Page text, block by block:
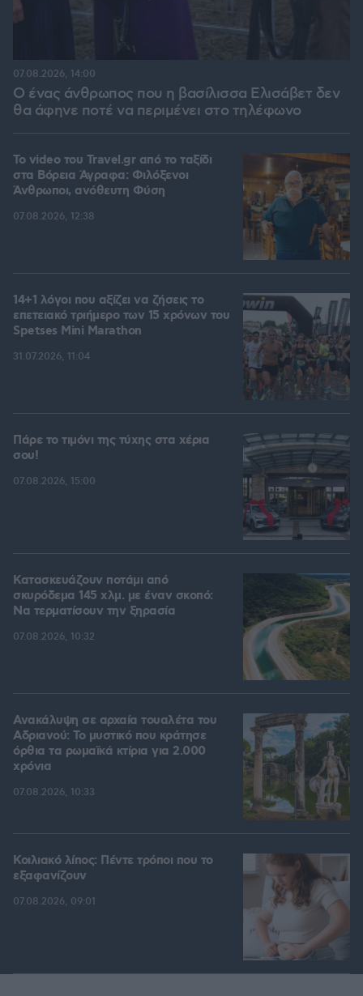
Ο ένας άνθρωπος που η βασίλισσα Ελισάβετ δεν
θα άφηνε ποτέ να περιμένει στο τηλέφωνο
07.08.2026, 14:00
To video του Travel.gr από το ταξίδι
στα Βόρεια Άγραφα: Φιλόξενοι
Άνθρωποι, ανόθευτη Φύση
07.08.2026, 12:38
14+1 λόγοι που αξίζει να ζήσεις το
επετειακό τριήμερο των 15 χρόνων του
Spetses Mini Marathon
31.07.2026, 11:04
Πάρε το τιμόνι της τύχης στα χέρια
σου!
07.08.2026, 15:00
Κατασκευάζουν ποτάμι από
σκυρόδεμα 145 χλμ. με έναν σκοπό:
Να τερματίσουν την ξηρασία
07.08.2026, 10:32
Ανακάλυψη σε αρχαία τουαλέτα του
Αδριανού: Το μυστικό που κράτησε
όρθια τα ρωμαϊκά κτίρια για 2.000
χρόνια
07.08.2026, 10:33
Κοιλιακό λίπος: Πέντε τρόποι που το
εξαφανίζουν
07.08.2026, 09:01